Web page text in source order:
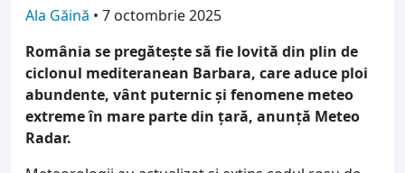
Ala Găină • 7 octombrie 2025
România se pregătește să fie lovită din plin de
ciclonul mediteranean Barbara, care aduce ploi
abundente, vânt puternic și fenomene meteo
extreme în mare parte din țară, anunță Meteo
Radar.